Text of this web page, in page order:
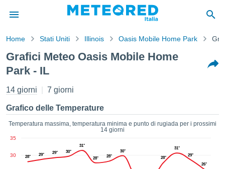
di
da
che le
È
Home Stati Uniti Illinois Oasis Mobile Home Park
Grafici Meteo Oasis Mobile Home
Park - IL
14 giorni 7 giorni
Grafico delle Temperature
Temperatura massima, temperatura minima e punto di rugiada per i prossimi
14 giorni
30
35
28° 29° 29° 30°
31°
28° 28°
30°
28°
31°
29°
26°